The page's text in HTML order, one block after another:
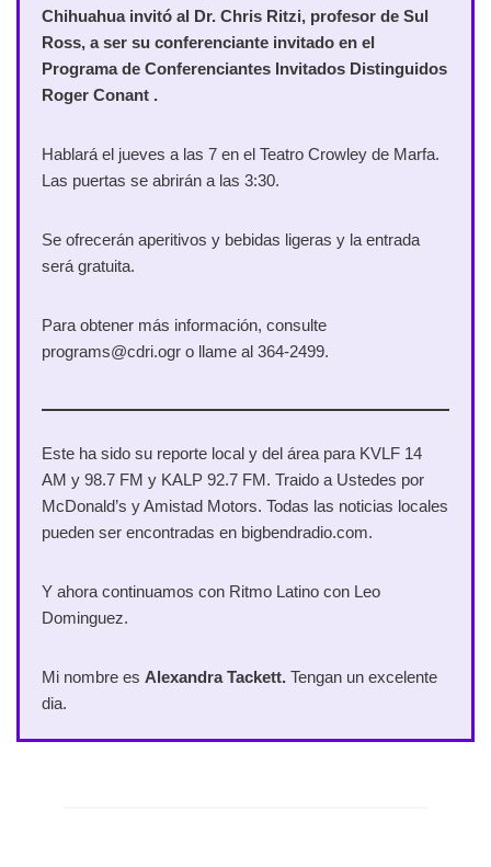
Chihuahua invitó al Dr. Chris Ritzi, profesor de Sul
Ross, a ser su conferenciante invitado en el
Programa de Conferenciantes Invitados Distinguidos
Roger Conant .
Hablará el jueves a las 7 en el Teatro Crowley de Marfa.
Las puertas se abrirán a las 3:30.
Se ofrecerán aperitivos y bebidas ligeras y la entrada
será gratuita.
Para obtener más información, consulte
programs@cdri.ogr o llame al 364-2499.
Este ha sido su reporte local y del área para KVLF 14
AM y 98.7 FM y KALP 92.7 FM. Traido a Ustedes por
McDonald’s y Amistad Motors. Todas las noticias locales
pueden ser encontradas en bigbendradio.com.
Y ahora continuamos con Ritmo Latino con Leo
Dominguez.
Mi nombre es Alexandra Tackett. Tengan un excelente
dia.